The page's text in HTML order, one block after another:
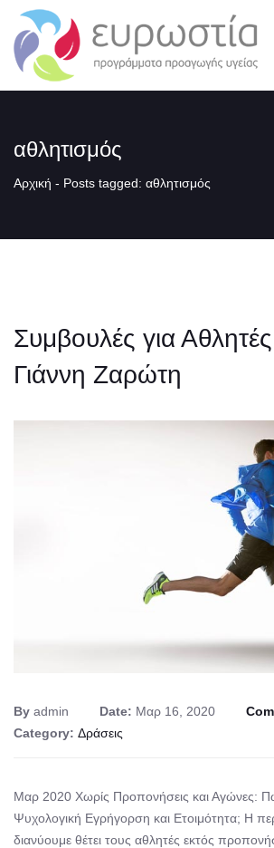
αθλητισμός
Αρχική - Posts tagged: αθλητισμός
Συμβουλές για
Γιάννη Ζαρώτη
By admin Date: Μαρ 16, 2020
Category: Δράσεις
Μαρ 2020 Χωρίς Προπονήσεις και Αγώνες:
Ψυχολογική Εγρήγορση και Ετοιμότητα; Η
διανύουμε θέτει τους αθλητές εκτός